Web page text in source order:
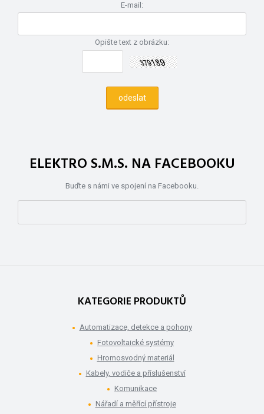
E-mail:
Opište text z obrázku:
ELEKTRO S.M.S. NA FACEBOOKU
Buďte s námi ve spojení na Facebooku.
KATEGORIE PRODUKTŮ
Automatizace, detekce a pohony
Fotovoltaické systémy
Hromosvodný materiál
Kabely, vodiče a příslušenství
Komunikace
Nářadí a měřící přístroje